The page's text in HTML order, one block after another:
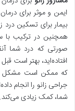
ایمن و موثر برای
بیمار برای تسکین درد
همچنین در ترکیب با
صورتی که درد شما
افتاده‌اید، بهتر است
که ممکن است مشکل
جراحی زانو را انجام
شما، کمک زیادی